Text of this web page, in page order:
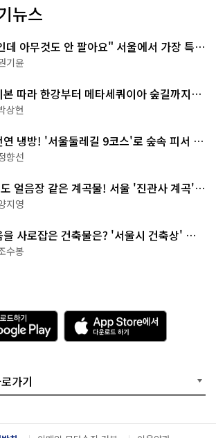
뉴스
데 아무것도 안 팔아요" 서울에서 가장 특별
정체
기윤
본 따라 한강부터 메타세쿼이아 숲길까지…
15코스
상현
연 냉방! '서울둘레길 9코스'로 숲속 피서 떠
향선
얼음장 같은 계곡물! 서울 '진관사 계곡'이
지영
을 사로잡은 건축물은? '서울시 건축상' 수
!수봉
다
운
로
기
G
o
g
l
A
p
p
e
서
다
가기